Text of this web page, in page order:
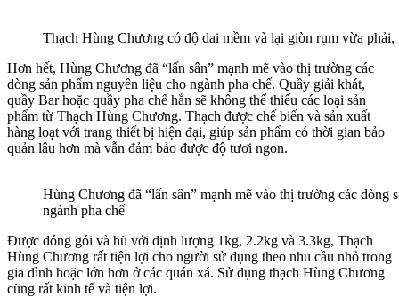
Thạch Hùng Chương có độ dai mềm và lại giòn rụm vừa
Hơn hết, Hùng Chương đã “lấn sân” mạnh mẽ vào thị trường các
dòng sản phẩm nguyên liệu cho ngành pha chế. Quầy giải khát,
quầy Bar hoặc quầy pha chế hẳn sẽ không thể thiếu các loại sản
phẩm từ Thạch Hùng Chương. Thạch được chế biến và sản xuất
hàng loạt với trang thiết bị hiện đại, giúp sản phẩm có thời gian bảo
quản lâu hơn mà vẫn đảm bảo được độ tươi ngon.
Hùng Chương đã “lấn sân” mạnh mẽ vào thị trường các dòng
ngành pha chế
Được đóng gói và hũ với định lượng 1kg, 2.2kg và 3.3kg, Thạch
Hùng Chương rất tiện lợi cho người sử dụng theo nhu cầu nhỏ trong
gia đình hoặc lớn hơn ở các quán xá. Sử dụng thạch Hùng Chương
cũng rất kinh tế và tiện lợi.